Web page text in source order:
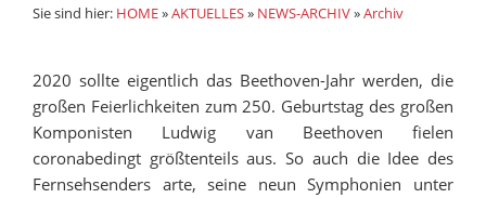
Sie sind hier: HOME»AKTUELLES» NEWS-ARCHIV»Archiv
2020 sollte eigentlich das Beethoven-Jahr werden, die
großen Feierlichkeiten zum 250. Geburtstag des großen
Komponisten Ludwig van Beethoven fielen
coronabedingt größtenteils aus. So auch die Idee des
Fernsehsenders arte, seine neun Symphonien unter